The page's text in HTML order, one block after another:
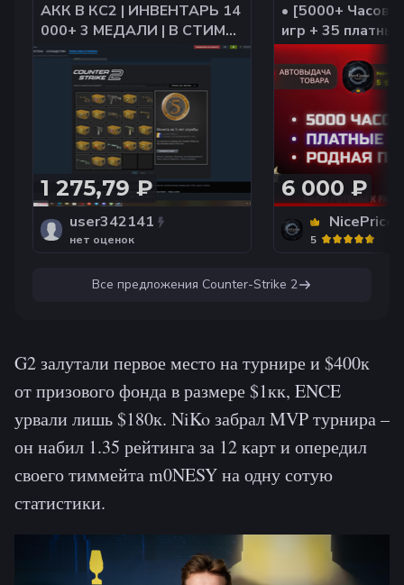
АКК В КС2 | ИНВЕНТАРЬ 14
000+ 3 МЕДАЛИ | В СТИМЕ
ЕСТЬ ИГРЫ НА СУММУ 10
000+ | 470 ЧАСОВ | ВАК И
1 275,79 ₽
user342141
нет оценок
• [5000+ Часов]
игр + 35
Life 2) • Часы
Faceit • Родная
6 000 ₽
NicePrice
5
Все предложения Counter-Strike 2
G2 залутали первое место на турнире и $400к
от призового фонда в размере $1кк, ENCE
урвали лишь $180к. NiKo забрал MVP турнира –
он набил 1.35 рейтинга за 12 карт и опередил
своего тиммейта m0NESY на одну сотую
статистики.